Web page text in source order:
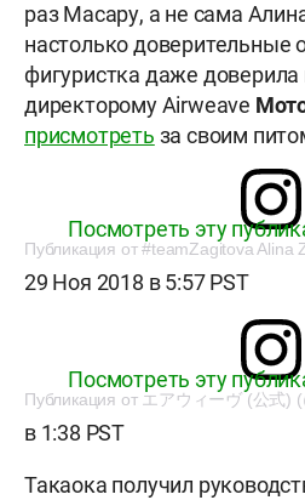
раз Масару, а не сама
настолько доверительные
фигуристка даже
директорому Airweave
присмотреть за своим
Посмотреть эту
Публикация от #teamZagitova Alina
29 Ноя 2018 в 5:57 PST
Посмотреть эту
Публикация от エアウィーヴ (公式)
в 1:38 PST
Такаока получил